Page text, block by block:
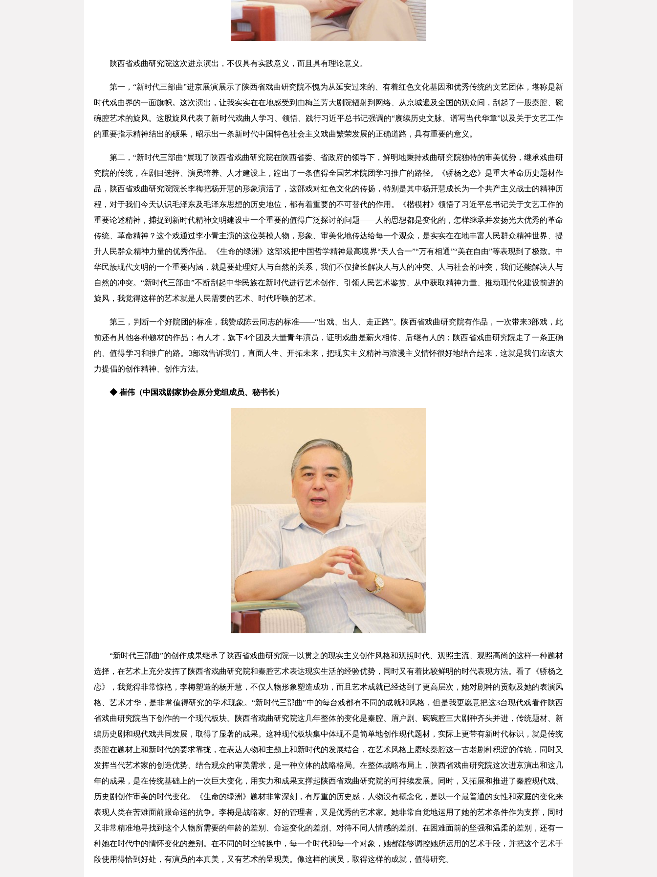
陕西省戏曲研究院这次进京演出，不仅具有实践意义，而且具有理论意义。
第一，“新时代三部曲”进京展演展示了陕西省戏曲研究院不愧为从延安过来的、有着红色文化基因和优秀传统的文艺团体，堪称是新
时代戏曲界的一面旗帜。这次演出，让我实实在在地感受到由梅兰芳大剧院辐射到网络、从京城遍及全国的观众间，刮起了一股秦腔、碗
碗腔艺术的旋风。这股旋风代表了新时代戏曲人学习、领悟、践行习近平总书记强调的“赓续历史文脉、谱写当代华章”以及关于文艺工作
的重要指示精神结出的硕果，昭示出一条新时代中国特色社会主义戏曲繁荣发展的正确道路，具有重要的意义。
第二，“新时代三部曲”展现了陕西省戏曲研究院在陕西省委、省政府的领导下，鲜明地秉持戏曲研究院独特的审美优势，继承戏曲研
究院的传统，在剧目选择、演员培养、人才建设上，蹚出了一条值得全国艺术院团学习推广的路径。《骄杨之恋》是重大革命历史题材作
品，陕西省戏曲研究院院长李梅把杨开慧的形象演活了，这部戏对红色文化的传扬，特别是其中杨开慧成长为一个共产主义战士的精神历
程，对于我们今天认识毛泽东及毛泽东思想的历史地位，都有着重要的不可替代的作用。《楷模村》领悟了习近平总书记关于文艺工作的
重要论述精神，捕捉到新时代精神文明建设中一个重要的值得广泛探讨的问题——人的思想都是变化的，怎样继承并发扬光大优秀的革命
传统、革命精神？这个戏通过李小青主演的这位英模人物，形象、审美化地传达给每一个观众，是实实在在地丰富人民群众精神世界、提
升人民群众精神力量的优秀作品。《生命的绿洲》这部戏把中国哲学精神最高境界“天人合一”“万有相通”“美在自由”等表现到了极致。中
华民族现代文明的一个重要内涵，就是要处理好人与自然的关系，我们不仅擅长解决人与人的冲突、人与社会的冲突，我们还能解决人与
自然的冲突。“新时代三部曲”不断刮起中华民族在新时代进行艺术创作、引领人民艺术鉴赏、从中获取精神力量、推动现代化建设前进的
旋风，我觉得这样的艺术就是人民需要的艺术、时代呼唤的艺术。
第三，判断一个好院团的标准，我赞成陈云同志的标准——“出戏、出人、走正路”。陕西省戏曲研究院有作品，一次带来3部戏，此
前还有其他各种题材的作品；有人才，旗下4个团及大量青年演员，证明戏曲是薪火相传、后继有人的；陕西省戏曲研究院走了一条正确
的、值得学习和推广的路。3部戏告诉我们，直面人生、开拓未来，把现实主义精神与浪漫主义情怀很好地结合起来，这就是我们应该大
力提倡的创作精神、创作方法。
◆ 崔伟（中国戏剧家协会原分党组成员、秘书长）
“新时代三部曲”的创作成果继承了陕西省戏曲研究院一以贯之的现实主义创作风格和观照时代、观照主流、观照高尚的这样一种题材
选择，在艺术上充分发挥了陕西省戏曲研究院和秦腔艺术表达现实生活的经验优势，同时又有着比较鲜明的时代表现方法。看了《骄杨之
恋》，我觉得非常惊艳，李梅塑造的杨开慧，不仅人物形象塑造成功，而且艺术成就已经达到了更高层次，她对剧种的贡献及她的表演风
格、艺术才华，是非常值得研究的学术现象。“新时代三部曲”中的每台戏都有不同的成就和风格，但是我更愿意把这3台现代戏看作陕西
省戏曲研究院当下创作的一个现代板块。陕西省戏曲研究院这几年整体的变化是秦腔、眉户剧、碗碗腔三大剧种齐头并进，传统题材、新
编历史剧和现代戏共同发展，取得了显著的成果。这种现代板块集中体现不是简单地创作现代题材，实际上更带有新时代标识，就是传统
秦腔在题材上和新时代的要求靠拢，在表达人物和主题上和新时代的发展结合，在艺术风格上赓续秦腔这一古老剧种积淀的传统，同时又
发挥当代艺术家的创造优势、结合观众的审美需求，是一种立体的战略格局。在整体战略布局上，陕西省戏曲研究院这次进京演出和这几
年的成果，是在传统基础上的一次巨大变化，用实力和成果支撑起陕西省戏曲研究院的可持续发展。同时，又拓展和推进了秦腔现代戏、
历史剧创作审美的时代变化。《生命的绿洲》题材非常深刻，有厚重的历史感，人物没有概念化，是以一个最普通的女性和家庭的变化来
表现人类在苦难面前跟命运的抗争。李梅是战略家、好的管理者，又是优秀的艺术家。她非常自觉地运用了她的艺术条件作为支撑，同时
又非常精准地寻找到这个人物所需要的年龄的差别、命运变化的差别、对待不同人情感的差别、在困难面前的坚强和温柔的差别，还有一
种她在时代中的情怀变化的差别。在不同的时空转换中，每一个时代和每一个对象，她都能够调控她所运用的艺术手段，并把这个艺术手
段使用得恰到好处，有演员的本真美，又有艺术的呈现美。像这样的演员，取得这样的成就，值得研究。